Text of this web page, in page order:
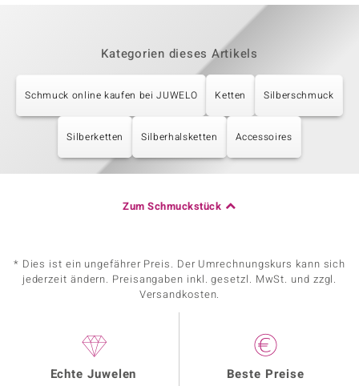
Kategorien dieses Artikels
Schmuck online kaufen bei JUWELO Ketten Silberschmuck
Silberketten Silberhalsketten Accessoires
Zum Schmuckstück
* Dies ist ein ungefährer Preis. Der Umrechnungskurs kann sich
jederzeit ändern. Preisangaben inkl. gesetzl. MwSt. und zzgl.
Versandkosten.
Echte Juwelen Beste Preise